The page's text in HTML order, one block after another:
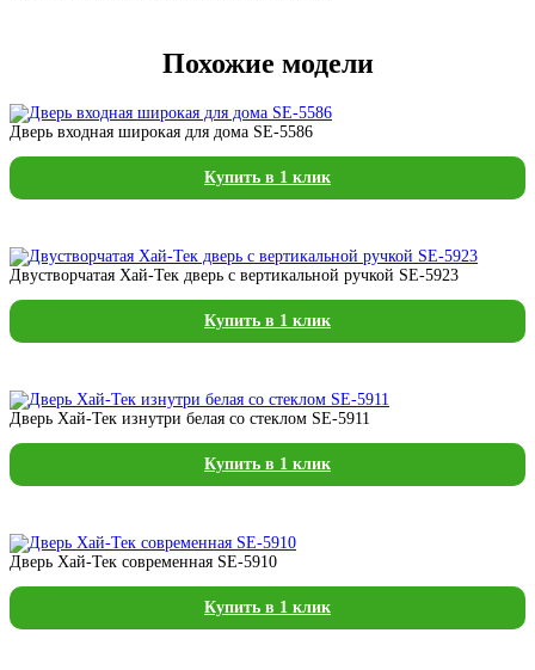
Похожие модели
Дверь входная широкая для дома SE-5586
Купить в 1 клик
Двустворчатая Хай-Тек дверь с вертикальной ручкой SE-5923
Купить в 1 клик
Дверь Хай-Тек изнутри белая со стеклом SE-5911
Купить в 1 клик
Дверь Хай-Тек современная SE-5910
Купить в 1 клик